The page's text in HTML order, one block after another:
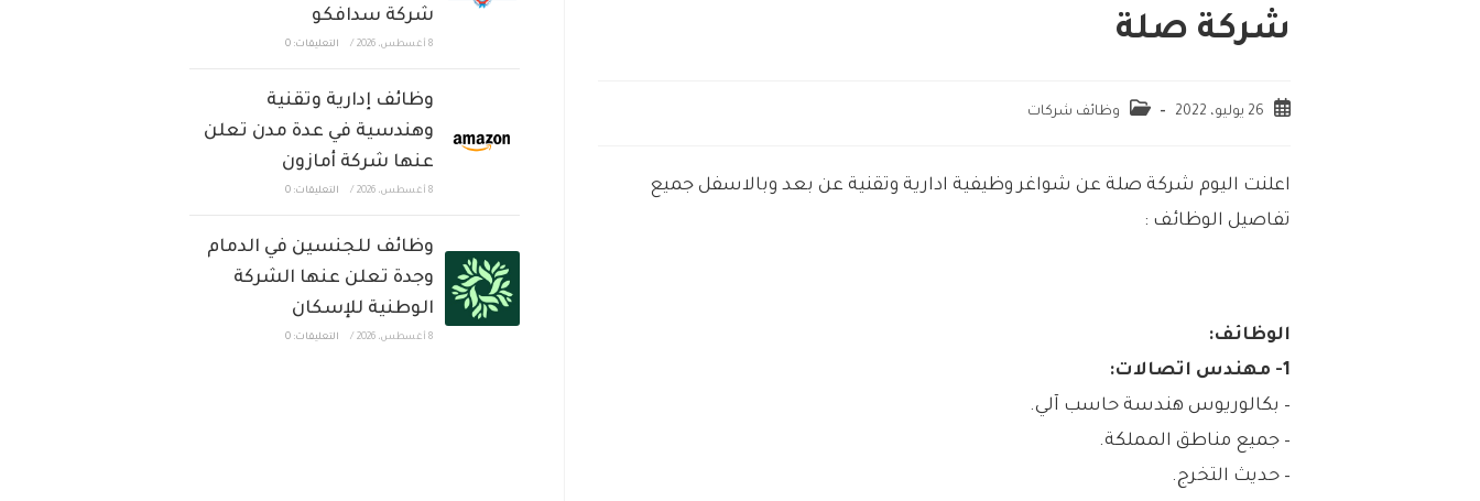
شركة صلة
26 يوليو، 2022 وظائف شركات
اعلنت اليوم شركة صلة عن شواغر وظيفية ادارية وتقنية عن بعد وبالاسفل جميع
تفاصيل الوظائف :
الوظائف:
1- مهندس اتصالات:
– بكالوريوس هندسة حاسب آلي.
– جميع مناطق المملكة.
– حديث التخرج.
شركة سدافكو
8 أغسطس، 2026 / التعليقات: 0
وظائف إدارية وتقنية
وهندسية في عدة مدن تعلن
عنها شركة أمازون
8 أغسطس، 2026 / التعليقات: 0
وظائف للجنسين في الدمام
وجدة تعلن عنها الشركة
الوطنية للإسكان
8 أغسطس، 2026 / التعليقات: 0